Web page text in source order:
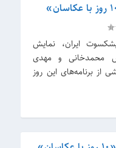
آثار ۱۰ عکاس پیشکسوت ایران، نمایش
محمدخانی و مهدی
برنامه‌های این روز